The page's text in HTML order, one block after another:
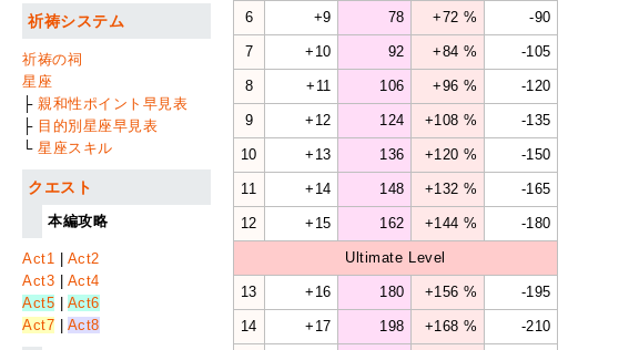
6 +9 78 +72 % -90
7 +10 92 +84 % -105
8 +11 106 +96 % -120
9 +12 124 +108 % -135
10 +13 136 +120 % -150
11 +14 148 +132 % -165
12 +15 162 +144 % -180
Ultimate Level
13 +16 180 +156 % -195
14 +17 198 +168 % -210
祈祷システム
祈祷の祠
星座
├親和性ポイント早見表
├ 目的別星座早見表
└星座スキル
クエスト
本編攻略
Act1
Act2
Act3
Act4
Act5
Act6
Act7
Act8